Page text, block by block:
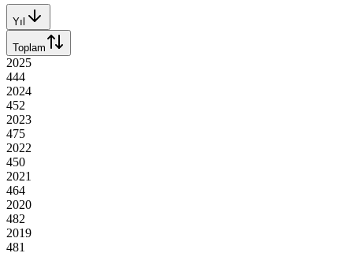
Yıl
Toplam
2025
444
2024
452
2023
475
2022
450
2021
464
2020
482
2019
481